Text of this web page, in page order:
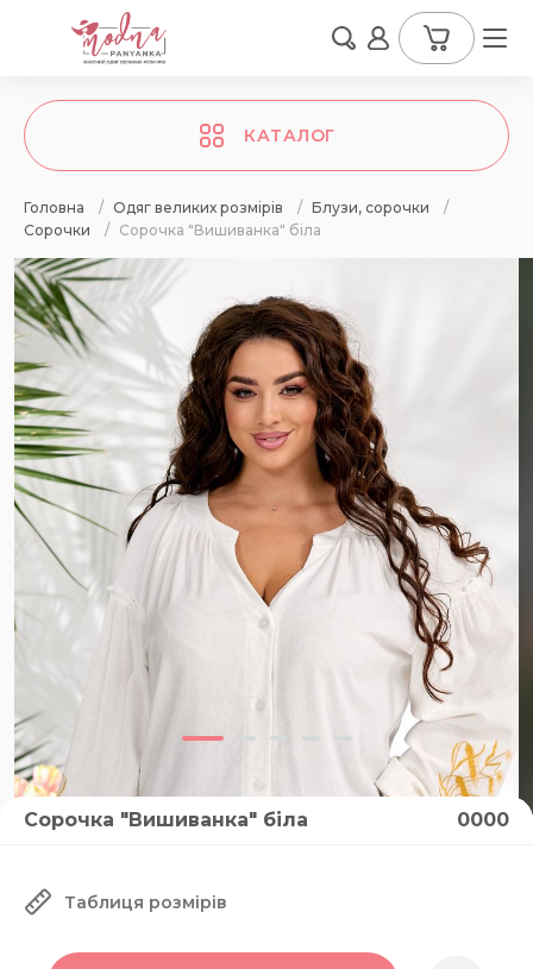
КАТАЛОГ
Головна / Одяг великих розмірів / Блузи, сорочки
/
Сорочки
/ Сорочка "Вишиванка" біла
Сорочка "Вишиванка" біла 0000
Таблиця розмірів